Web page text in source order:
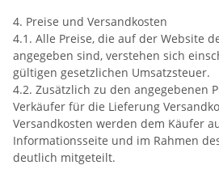
4. Preise und Versandkosten
4.1. Alle Preise, die auf der Website
angegeben sind, verstehen sich
gültigen gesetzlichen Umsatzsteuer.
4.2. Zusätzlich zu den angegebenen
Verkäufer für die Lieferung
Versandkosten werden dem Käufer
Informationsseite und im Rahmen
deutlich mitgeteilt.